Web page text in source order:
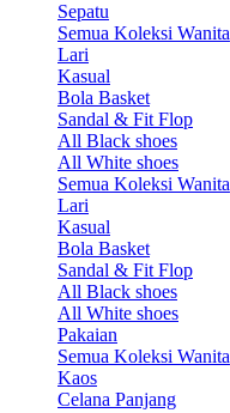
Sepatu
Semua Koleksi Wanita
Lari
Kasual
Bola Basket
Sandal & Fit Flop
All Black shoes
All White shoes
Semua Koleksi Wanita
Lari
Kasual
Bola Basket
Sandal & Fit Flop
All Black shoes
All White shoes
Pakaian
Semua Koleksi Wanita
Kaos
Celana Panjang